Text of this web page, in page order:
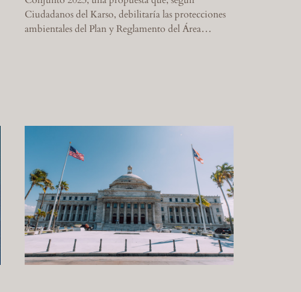
Ciudadanos del Karso, debilitaría las protecciones
ambientales del Plan y Reglamento del Área…